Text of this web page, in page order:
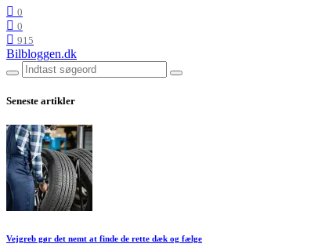
0
0
915
Bilbloggen.dk
Seneste artikler
Vejgreb gør det nemt at finde de rette dæk og fælge